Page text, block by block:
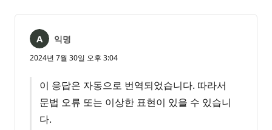
음
익명
2024년 7월 30일 오후 3:04
이 응답은 자동으로 번역되었습니다. 따라서
문법 오류 또는 이상한 표현이 있을 수 있습니
다.